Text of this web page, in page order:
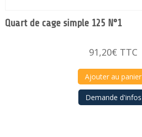
Quart de cage simple 125 N°1
91,20€ TTC
Ajouter au panier
Demande d'infos